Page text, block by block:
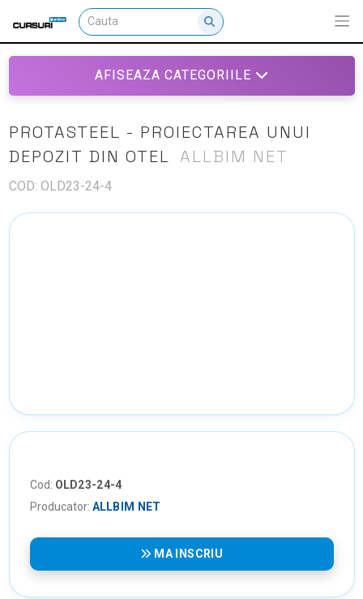
AFISEAZA CATEGORIILE
PROTASTEEL - PROIECTAREA UNUI
DEPOZIT DIN OTEL ALLBIM NET
COD: OLD23-24-4
Cod: OLD23-24-4
Producator: ALLBIM NET
MA INSCRIU